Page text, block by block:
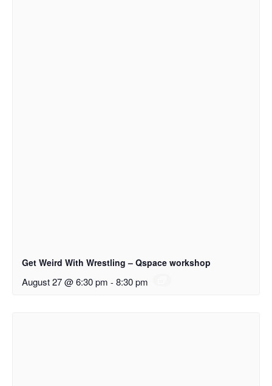
Get Weird With Wrestling – Qspace workshop
August 27 @ 6:30 pm - 8:30 pm